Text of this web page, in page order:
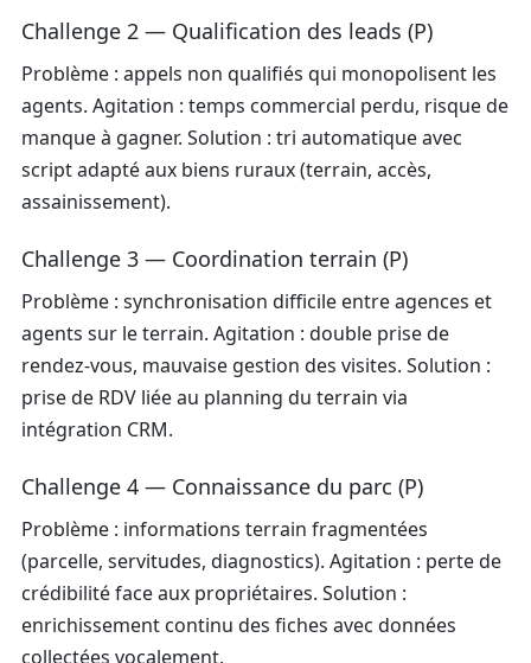
Challenge 2 — Qualification des leads (P)
Problème : appels non qualifiés qui monopolisent les
agents. Agitation : temps commercial perdu, risque de
manque à gagner. Solution : tri automatique avec
script adapté aux biens ruraux (terrain, accès,
assainissement).
Challenge 3 — Coordination terrain (P)
Problème : synchronisation difficile entre agences et
agents sur le terrain. Agitation : double prise de
rendez-vous, mauvaise gestion des visites. Solution :
prise de RDV liée au planning du terrain via
intégration CRM.
Challenge 4 — Connaissance du parc (P)
Problème : informations terrain fragmentées
(parcelle, servitudes, diagnostics). Agitation : perte de
crédibilité face aux propriétaires. Solution :
enrichissement continu des fiches avec données
collectées vocalement.